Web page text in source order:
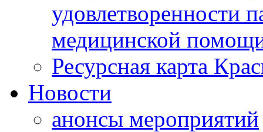
удовлетворенности
медицинской
Ресурсная карта
Новости
анонсы мероприятий